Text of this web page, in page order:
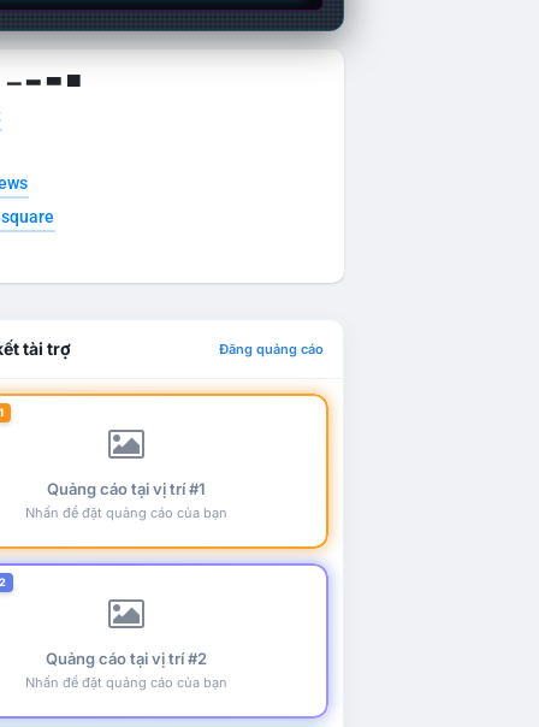
▁ ▂ ▃ ▄
tài trợ Đăng quảng cáo
Quảng cáo tại vị trí #1
Nhấn để đặt quảng cáo của bạn
Quảng cáo tại vị trí #2
Nhấn để đặt quảng cáo của bạn